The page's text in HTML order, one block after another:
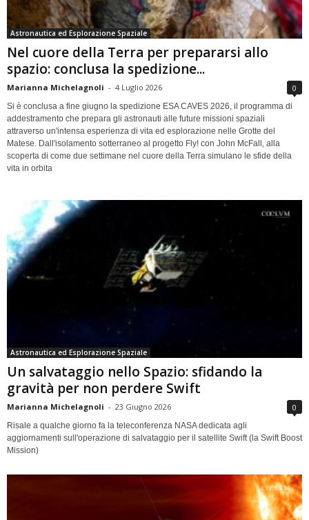
Astronautica ed Esplorazione Spaziale
Nel cuore della Terra per prepararsi allo
spazio: conclusa la spedizione...
Marianna Michelagnoli - 4 Luglio 2026 0
Si è conclusa a fine giugno la spedizione ESA CAVES 2026, il programma di
addestramento che prepara gli astronauti alle future missioni spaziali
attraverso un'intensa esperienza di vita ed esplorazione nelle Grotte del
Matese. Dall'isolamento sotterraneo al progetto Fly! con John McFall, alla
scoperta di come due settimane nel cuore della Terra simulano le sfide della
vita in orbita
Astronautica ed Esplorazione Spaziale
Un salvataggio nello Spazio: sfidando la
gravità per non perdere Swift
Marianna Michelagnoli - 23 Giugno 2026 0
Risale a qualche giorno fa la teleconferenza NASA dedicata agli
aggiornamenti sull'operazione di salvataggio per il satellite Swift (la Swift Boost
Mission)